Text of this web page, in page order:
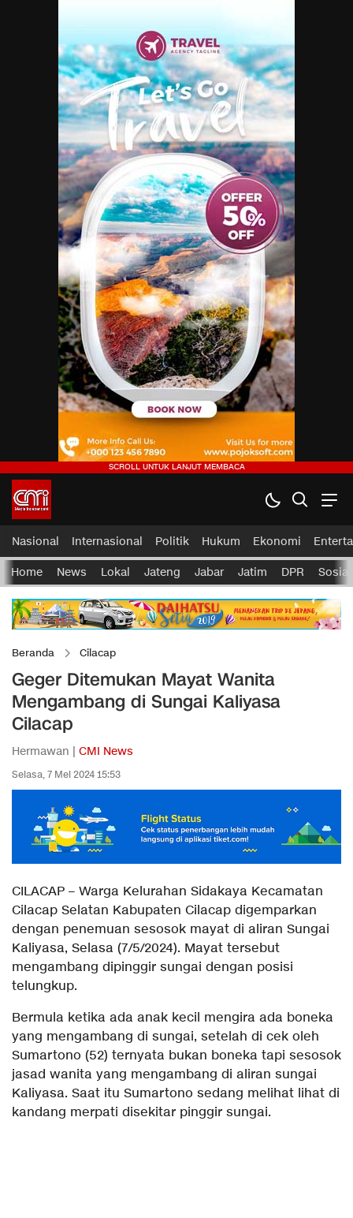
Nasional Internasional Politik Hukum Ekonomi
Home News Lokal Jateng Jabar Jatim DPR Sosial
Beranda Cilacap
Geger Ditemukan Mayat Wanita
Mengambang di Sungai Kaliyasa
Cilacap
Hermawan | CMI News
Selasa, 7 Mei 2024 15:53
CILACAP – Warga Kelurahan Sidakaya Kecamatan
Cilacap Selatan Kabupaten Cilacap digemparkan
dengan penemuan sesosok mayat di aliran Sungai
Kaliyasa, Selasa (7/5/2024). Mayat tersebut
mengambang dipinggir sungai dengan posisi
telungkup.
Bermula ketika ada anak kecil mengira ada boneka
yang mengambang di sungai, setelah di cek oleh
Sumartono (52) ternyata bukan boneka tapi sesosok
jasad wanita yang mengambang di aliran sungai
Kaliyasa. Saat itu Sumartono sedang melihat lihat di
kandang merpati disekitar pinggir sungai.